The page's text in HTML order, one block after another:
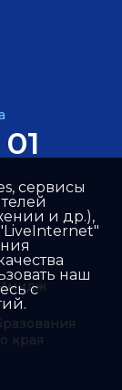
края
сервисы
и др.),
наш
с